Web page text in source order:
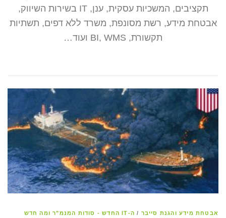
תקציבים, המשכיות עסקית, ענן, IT בשירות השיווק,
אבטחת מידע, רשת מסונפת, משרד ללא דפים, תשתיות
תקשורת, BI, WMS ועוד…
אבטחת מידע והגנת סייבר /
ה-IT החדש - סודות המנמ"ר ומה חדש